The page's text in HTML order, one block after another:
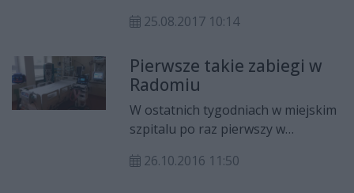
Ratunkowego jest w pełni
medycznego Międzynarodowych
Pokazów Lotniczych Air Show 2017.
25.08.2017 10:14
Pierwsze takie zabiegi w
Radomiu
W ostatnich tygodniach w miejskim
szpitalu po raz pierwszy w
dwa innowacyjne zabiegi. Jeden z
26.10.2016 11:50